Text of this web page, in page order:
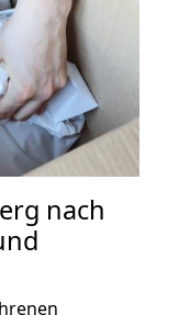
nach